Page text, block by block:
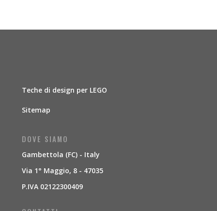
Teche di design per LEGO
Sitemap
DOVE SIAMO
Gambettola (FC) - Italy
Via 1° Maggio, 8 - 47035
P.IVA 02122300409